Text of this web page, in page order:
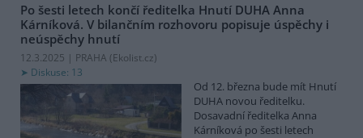
Po šesti letech končí ředitelka Hnutí DUHA Anna
Kárníková. V bilančním rozhovoru popisuje úspěchy i
neúspěchy hnutí
12.3.2025 | PRAHA (Ekolist.cz)
Diskuse: 13
Od 12. března bude mít Hnutí
DUHA novou ředitelku.
Dosavadní ředitelka Anna
Kárníková po šesti letech